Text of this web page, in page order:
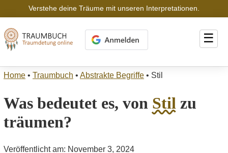
Verstehe deine Träume mit unseren Interpretationen.
☰
Home • Traumbuch • Abstrakte Begriffe • Stil
Was bedeutet es, von Stil zu
träumen?
Veröffentlicht am: November 3, 2024